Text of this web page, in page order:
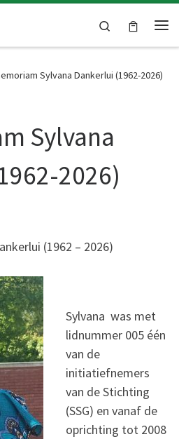
Search
Sylvana Dankerlui (1962-2026)
Sylvana
2026)
(1962 – 2026)
Sylvana was met
lidnummer 005 één
van de
initiatiefnemers
van de Stichting
(SSG) en vanaf de
oprichting tot 2008